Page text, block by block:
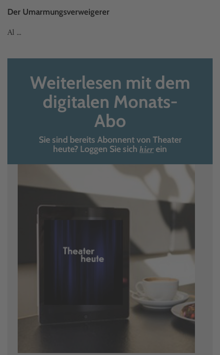
Der Umarmungsverweigerer
Al ...
Weiterlesen mit dem
digitalen Monats-
Abo
Sie sind bereits Abonnent von Theater
heute? Loggen Sie sich hierein